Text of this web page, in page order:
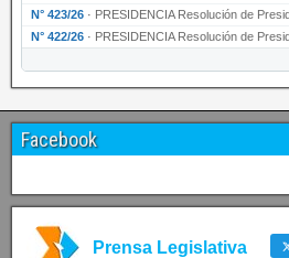
N° 423/26 · PRESIDENCIA Resolución de Presidencia Nº 209/
N° 422/26 · PRESIDENCIA Resolución de
Facebook
Prensa Legislativa